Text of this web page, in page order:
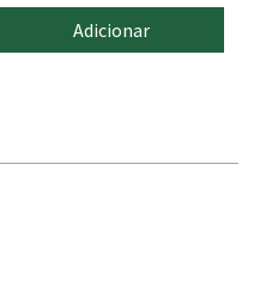
preço
original
preço
atual
Adicionar